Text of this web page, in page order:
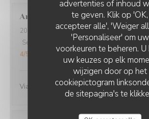
advertenties of inhoud
te geven. Klik op 'OK,
accepteer alle', 'Weiger
'Personaliseer' om uw
voorkeuren te beheren. U
uw keuzes op elk
wijzigen door op het
cookiepictogram
de sitepagina's te
Anne-Marie G
2026-07-25 - 12:30 - Gasten 3
Service
Atmosfeer: 4/5 Keuken: 4 /5
4/5
Viande excellente